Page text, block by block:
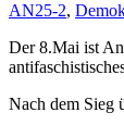
AN25-2,
Der 8.Mai ist
Nach dem Sieg